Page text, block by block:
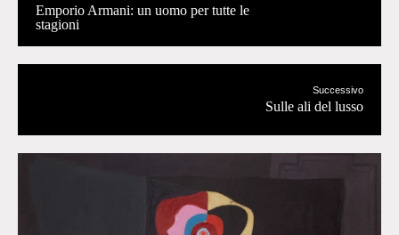
Emporio Armani: un uomo per tutte le
stagioni
Successivo
Sulle ali del lusso